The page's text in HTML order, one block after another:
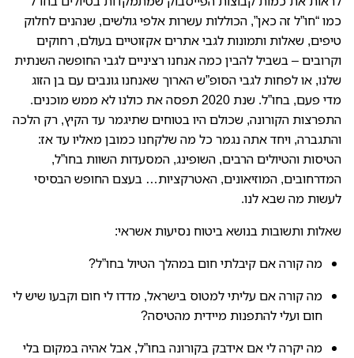
כמו “חו”ל זה כאן”, הכוללות עשרות אלפי גולשים, שנהנים לחלוק
טיפים, שאלות ותמונות לגבי אתרים אקזוטיים בעולם, רחוקים
וקרובים – בשביל להבין כמה אנחנו רציניים לגבי החופשה השנתית
שלנו, או לפחות לגבי הסופ”ש הארוך שאנחנו גונבים עם בן הזוג
מדי פעם, בחו”ל. שנת 2020 תפסה את כולנו לא ממש מוכנים.
התפרצות הקורונה, שכולם היו בטוחים שתיגמר עד הקיץ, רק הלכה
והתגברה, ויחד אתה נגמר כל מה שלקחנו כמובן מאליו עד אז:
הטיסות והטיולים הרבים, השופינג, המסעדות השוות בחו”ל,
המדרחובים, המוזיאונים, האטרקציות… בעצם החופש הבסיסי
לעשות מה שבא לנו.
שאלות ותשובות בנושא ביטוח נסיעות אשראי:
מה קורה אם קיבלתי חום במהלך הטיול בחו”ל?
מה קורה אם עליתי למטוס בישראל, מדדו לי חום וקבעו שיש לי
חום ועלי להתפנות מיידית מהטיסה?
מה יקרה לי אם אידבק בקורונה בחו”ל, אבל אהיה במקום בלי